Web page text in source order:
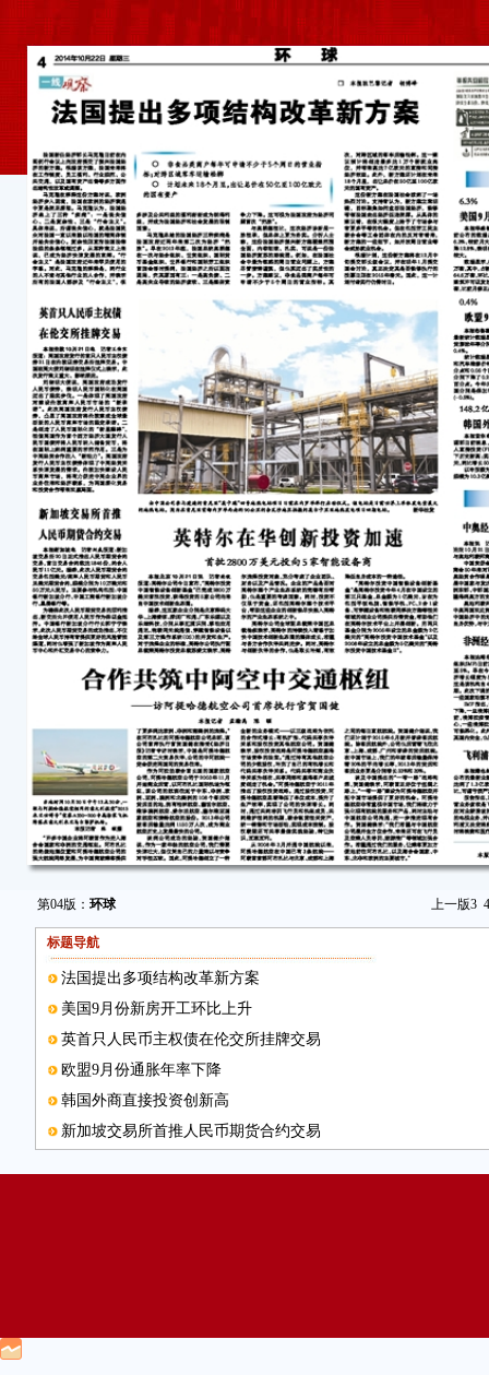
第04版： 环球 上一版3 4
标题导航
法国提出多项结构改革新方案
美国9月份新房开工环比上升
英首只人民币主权债在伦交所挂牌交易
欧盟9月份通胀年率下降
韩国外商直接投资创新高
新加坡交易所首推人民币期货合约交易